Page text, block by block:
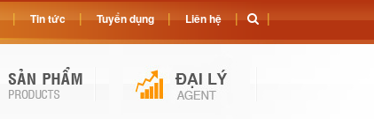
Tin tức Tuyển dụng Liên hệ